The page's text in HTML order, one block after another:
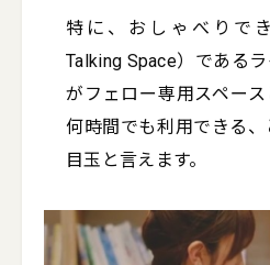
特に、おしゃべりで
Talking Space）である
がフェロー専用スペー
何時間でも利用できる
目玉と言えます。